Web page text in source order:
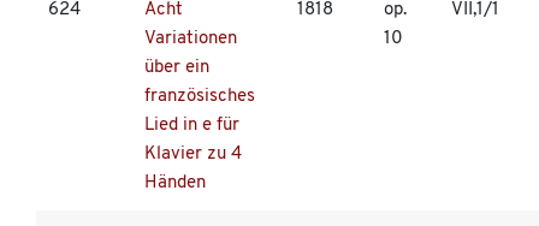
624
Acht
Variationen
über ein
französisches
Lied in e für
Klavier zu 4
Händen
1818
op.
10
VII,1/1